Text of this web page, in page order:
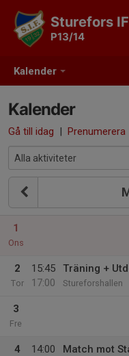
Kalender
Sturefors IF
P13/14
Kalender
Gå till idag | Prenumerera
1
Ons
2
Tor
15:45
17:00
Träning +
Stureforshallen
3
Fre
4
14:00
Match mot